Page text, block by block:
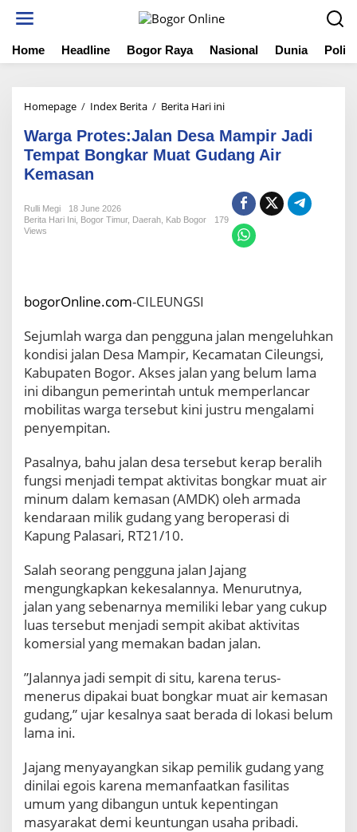
t
Home Headline Bogor Raya Nasional Dunia
Homepage / Index Berita / Berita Hari ini
r
g
t
a
n
D
e
s
a
m
p
i
r
J
T
e
m
p
a
t
o
n
g
r
M
u
a
t
Warga Protes:Jalan Desa Mampir Jadi
Tempat Bongkar Muat Gudang Air
Kemasan
Rulli Megi
18 June 2026
Berita Hari Ini Bogor Timur, Daerah Kab Bogor
179
Views
bogorOnline.com-CILEUNGSI
Sejumlah warga dan pengguna jalan mengeluhkan
kondisi jalan Desa Mampir, Kecamatan Cileungsi,
Kabupaten Bogor. Akses jalan yang belum lama
ini dibangun pemerintah untuk memperlancar
mobilitas warga tersebut kini justru mengalami
penyempitan.
​Pasalnya, bahu jalan desa tersebut kerap beralih
fungsi menjadi tempat aktivitas bongkar muat air
minum dalam kemasan (AMDK) oleh armada
kendaraan milik gudang yang beroperasi di
Kapung Palasari, RT21/10.
​Salah seorang pengguna jalan Jajang
mengungkapkan kekesalannya. Menurutnya,
jalan yang sebenarnya memiliki lebar yang cukup
luas tersebut menjadi sempit akibat aktivitas
komersial yang memakan badan jalan.
​”Jalannya jadi sempit di situ, karena terus-
menerus dipakai buat bongkar muat air kemasan
gudang,” ujar kesalnya saat berada di lokasi belum
lama ini.
​Jajang menyayangkan sikap pemilik gudang yang
dinilai egois karena memanfaatkan fasilitas
umum yang dibangun untuk kepentingan
masyarakat demi keuntungan usaha pribadi.